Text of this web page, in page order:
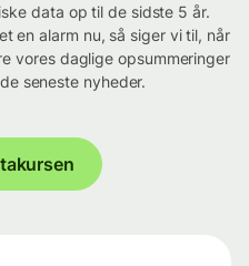
data op til de sidste 5 år.
en alarm nu, så siger vi til, når
vores daglige opsummeringer
seneste nyheder.